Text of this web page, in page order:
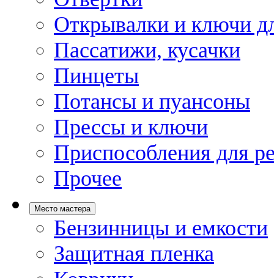
Открывалки и ключи
Пассатижи, кусачки
Пинцеты
Потансы и пуансоны
Прессы и ключи
Приспособления для
Прочее
Место мастера
Бензинницы и емкости
Защитная пленка